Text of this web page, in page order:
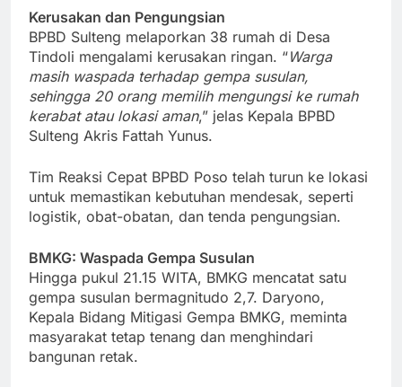
Kerusakan dan Pengungsian
BPBD Sulteng melaporkan 38 rumah di Desa
Tindoli mengalami kerusakan ringan. “Warga
masih waspada terhadap gempa susulan,
sehingga 20 orang memilih mengungsi ke rumah
kerabat atau lokasi aman,” jelas Kepala BPBD
Sulteng Akris Fattah Yunus.
Tim Reaksi Cepat BPBD Poso telah turun ke lokasi
untuk memastikan kebutuhan mendesak, seperti
logistik, obat-obatan, dan tenda pengungsian.
BMKG: Waspada Gempa Susulan
Hingga pukul 21.15 WITA, BMKG mencatat satu
gempa susulan bermagnitudo 2,7. Daryono,
Kepala Bidang Mitigasi Gempa BMKG, meminta
masyarakat tetap tenang dan menghindari
bangunan retak.